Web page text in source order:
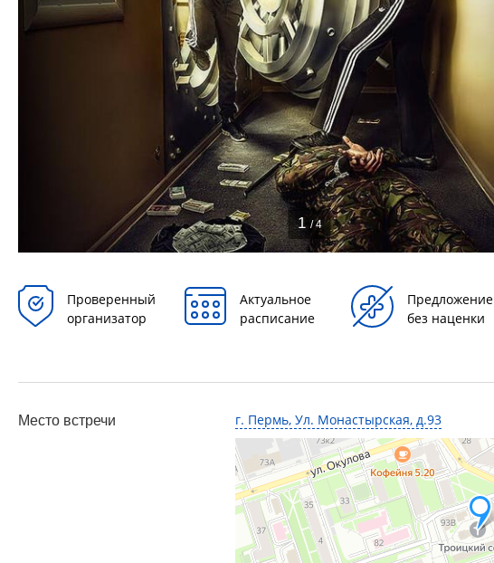
1 / 4
Проверенный
организатор
Актуальное
расписание
Предложение
без наценки
Место встречи г. Пермь, Ул. Монастырская, д.93